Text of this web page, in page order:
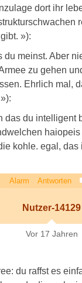
dort ihr
»):
du meinst. Aber
zu gehen
Ehrlich mal,
das du intelligent
kohle. egal, das
Alarm Antworten
Nutzer-14129
Vor 17 Jahren
du raffst es